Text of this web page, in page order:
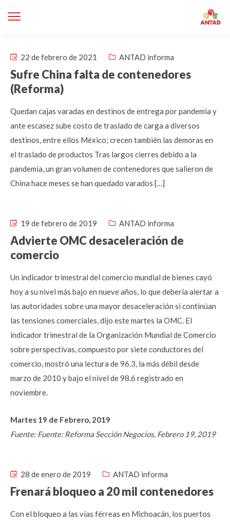
22 de febrero de 2021 ANTAD informa
Sufre China falta de contenedores
(Reforma)
Quedan cajas varadas en destinos de entrega por pandemia y
ante escasez sube costo de traslado de carga a diversos
destinos, entre ellos México; crecen también las demoras en
el traslado de productos Tras largos cierres debido a la
pandemia, un gran volumen de contenedores que salieron de
China hace meses se han quedado varados […]
19 de febrero de 2019 ANTAD informa
Advierte OMC desaceleración de
comercio
Un indicador trimestral del comercio mundial de bienes cayó
hoy a su nivel más bajo en nueve años, lo que debería alertar a
las autoridades sobre una mayor desaceleración si continúan
las tensiones comerciales, dijo este martes la OMC. El
indicador trimestral de la Organización Mundial de Comercio
sobre perspectivas, compuesto por siete conductores del
comercio, mostró una lectura de 96.3, la más débil desde
marzo de 2010 y bajo el nivel de 98.6 registrado en
noviembre.
Martes 19 de Febrero, 2019
Fuente: Fuente: Reforma Sección Negocios, Febrero 19, 2019
28 de enero de 2019 ANTAD informa
Frenará bloqueo a 20 mil contenedores
Con el bloqueo a las vías férreas en Michoacán, los puertos